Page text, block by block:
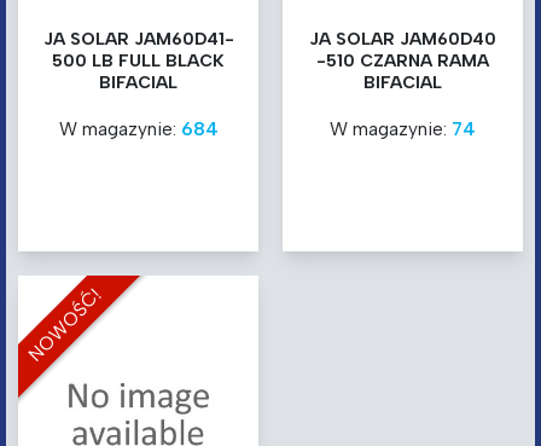
JA SOLAR JAM60D41-
500 LB FULL BLACK
BIFACIAL
W magazynie: 684
JA SOLAR JAM60D40
-510 CZARNA RAMA
BIFACIAL
W magazynie: 74
NOWOŚĆ!